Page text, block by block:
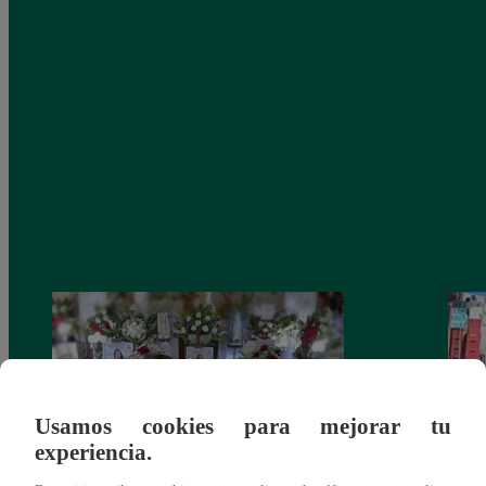
Usamos cookies para mejorar tu
experiencia.